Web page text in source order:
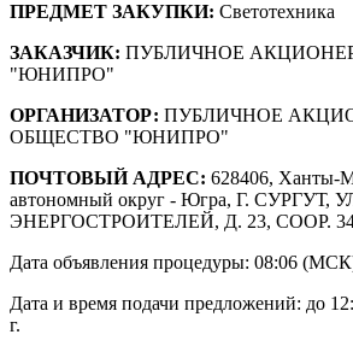
ПРЕДМЕТ ЗАКУПКИ: Светотехника
ЗАКАЗЧИК: ПУБЛИЧНОЕ
"ЮНИПРО"
ОРГАНИЗАТОР: ПУБЛИЧНОЕ
ОБЩЕСТВО "ЮНИПРО"
ПОЧТОВЫЙ АДРЕС: 628406, Ханты-
автономный округ - Югра, Г. СУРГУТ,
ЭНЕРГОСТРОИТЕЛЕЙ, Д. 23, СООР.
Дата объявления процедуры: 08:06
Дата и время подачи предложений: до
г.